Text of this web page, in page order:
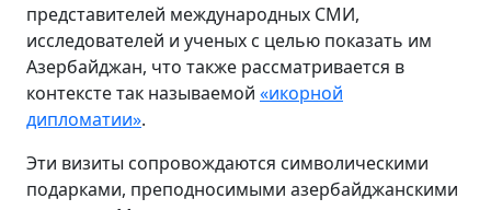
представителей международных СМИ,
исследователей и ученых с целью показать им
Азербайджан, что также рассматривается в
контексте так называемой «икорной
дипломатии».
Эти визиты сопровождаются символическими
подарками, преподносимыми азербайджанскими